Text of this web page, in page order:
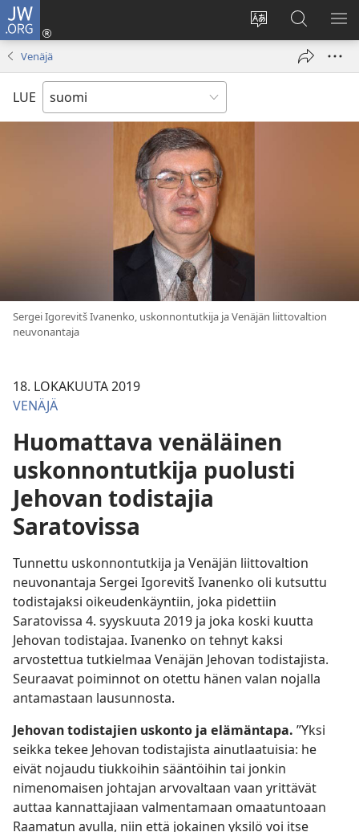
JW.ORG
Vaihda
sivuston
Kirjaudu
(avaa
Hae
JW.ORG-
sivustolta
Venäjä
LUE
Sergei Igorevitš Ivanenko, uskonnontutkija ja Venäjän liittovaltion
neuvonantaja
18. LOKAKUUTA 2019
VENÄJÄ
Huomattava venäläinen
uskonnontutkija puolusti
Jehovan todistajia
Saratovissa
Tunnettu uskonnontutkija ja Venäjän liittovaltion
neuvonantaja Sergei Igorevitš Ivanenko oli kutsuttu
todistajaksi oikeudenkäyntiin, joka pidettiin
Saratovissa 4. syyskuuta 2019 ja joka koski kuutta
Jehovan todistajaa. Ivanenko on tehnyt kaksi
arvostettua tutkielmaa Venäjän Jehovan todistajista.
Seuraavat poiminnot on otettu hänen valan nojalla
antamastaan lausunnosta.
Jehovan todistajien uskonto ja elämäntapa. ”Yksi
seikka tekee Jehovan todistajista ainutlaatuisia: he
eivät nojaudu tiukkoihin sääntöihin tai jonkin
nimenomaisen johtajan arvovaltaan vaan yrittävät
auttaa kannattajiaan valmentamaan omaatuntoaan
Raamatun avulla, niin että jokainen yksilö voi itse